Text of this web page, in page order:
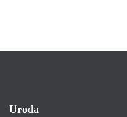
Uroda